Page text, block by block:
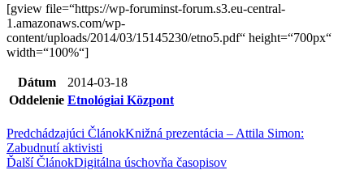
[gview file=“https://wp-foruminst-forum.s3.eu-central-
1.amazonaws.com/wp-
content/uploads/2014/03/15145230/etno5.pdf“ height=“700px“
width=“100%“]
Dátum
2014-03-18
Oddelenie Etnológiai Központ
Predchádzajúci ČlánokKnižná prezentácia – Attila Simon:
Zabudnutí aktivisti
Ďalší ČlánokDigitálna úschovňa časopisov